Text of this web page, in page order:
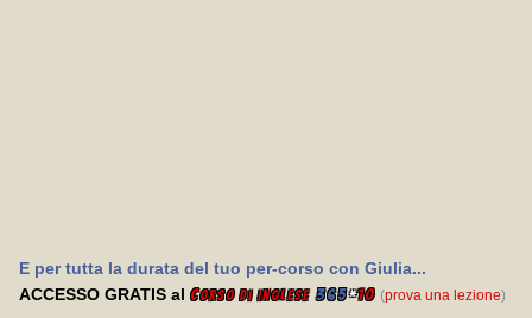
E per tutta la durata del tuo per-corso con Giulia...
ACCESSO GRATIS al Corso di inglese 365*10 (prova una lezione)